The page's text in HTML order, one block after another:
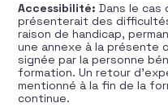
Accessibilité: Dans le cas
présenterait des
raison de handicap,
une annexe à la présente
signée par la personne
formation. Un retour
mentionné à la fin de la
continue.